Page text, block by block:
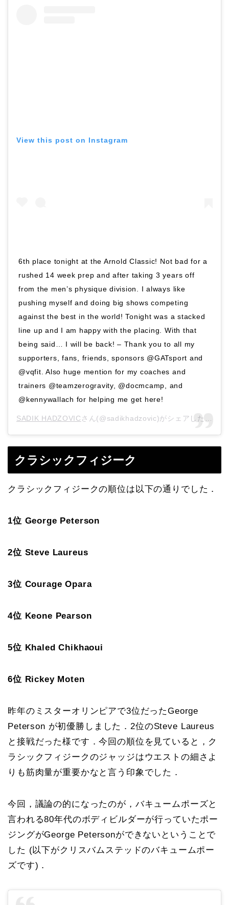
View this post on Instagram
6th place tonight at the Arnold Classic! Not bad for a
rushed 14 week prep and after taking 3 years off
from the men’s physique division. I always like
pushing myself and doing big shows competing
against the best in the world! Tonight was a stacked
line up and I am happy with the placing. With that
being said… I will be back! – Thank you to all my
supporters, fans, friends, sponsors @GATsport and
@vqfit. Also huge mention for my coaches and
trainers @teamzerogravity, @docmcamp, and
@kennywallach for helping me get here!
SADIK HADZOVIC さん(@sadikhadzovic)がシェアした投稿 –
クラシックフィジーク
クラシックフィジークの順位は以下の通りでした．
1位 George Peterson
2位 Steve Laureus
3位 Courage Opara
4位 Keone Pearson
5位 Khaled Chikhaoui
6位 Rickey Moten
昨年のミスターオリンピアで3位だったGeorge
Peterson が初優勝しました．2位のSteve Laureus
と接戦だった様です．今回の順位を見ていると，ク
ラシックフィジークのジャッジはウエストの細さよ
りも筋肉量が重要かなと言う印象でした．
今回，議論の的になったのが，バキュームポーズと
言われる80年代のボディビルダーが行っていたポー
ジングがGeorge Petersonができないということで
した (以下がクリスバムステッドのバキュームポー
ズです)．